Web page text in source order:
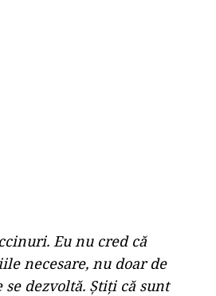
Eu nu cred că
necesare, nu doar de
dezvoltă. Ştiţi că sunt